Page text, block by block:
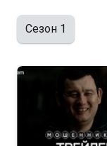
Сезон 1